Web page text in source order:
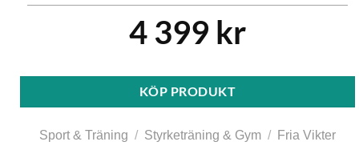
4 399 kr
KÖP PRODUKT
Sport & Träning / Styrketräning & Gym / Fria Vikter